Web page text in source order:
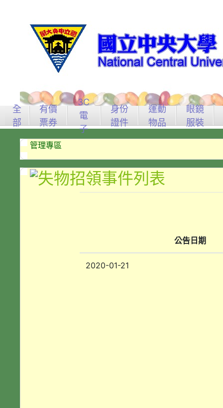
全
部
有價
票券
3C
電
子
身份
證件
運動
物品
眼鏡
服裝
管理專區
公告日期
2020-01-21